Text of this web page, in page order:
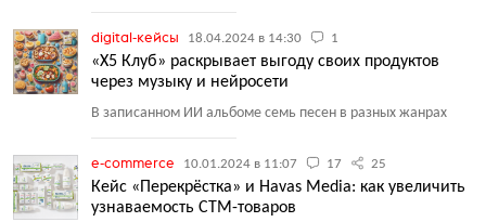
digital-кейсы 18.04.2024 в 14:30 1
«X5 Клуб» раскрывает выгоду своих продуктов
через музыку и нейросети
В записанном ИИ альбоме семь песен в разных жанрах
e-commerce 10.01.2024 в 11:07 17 25
Кейс «Перекрёстка» и Havas Media: как увеличить
узнаваемость СТМ-товаров